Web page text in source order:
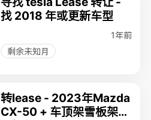
找 2018 年或更新车型
1年前
剩余未知月
转lease - 2023年Mazda
CX-50 + 车顶架雪板架，